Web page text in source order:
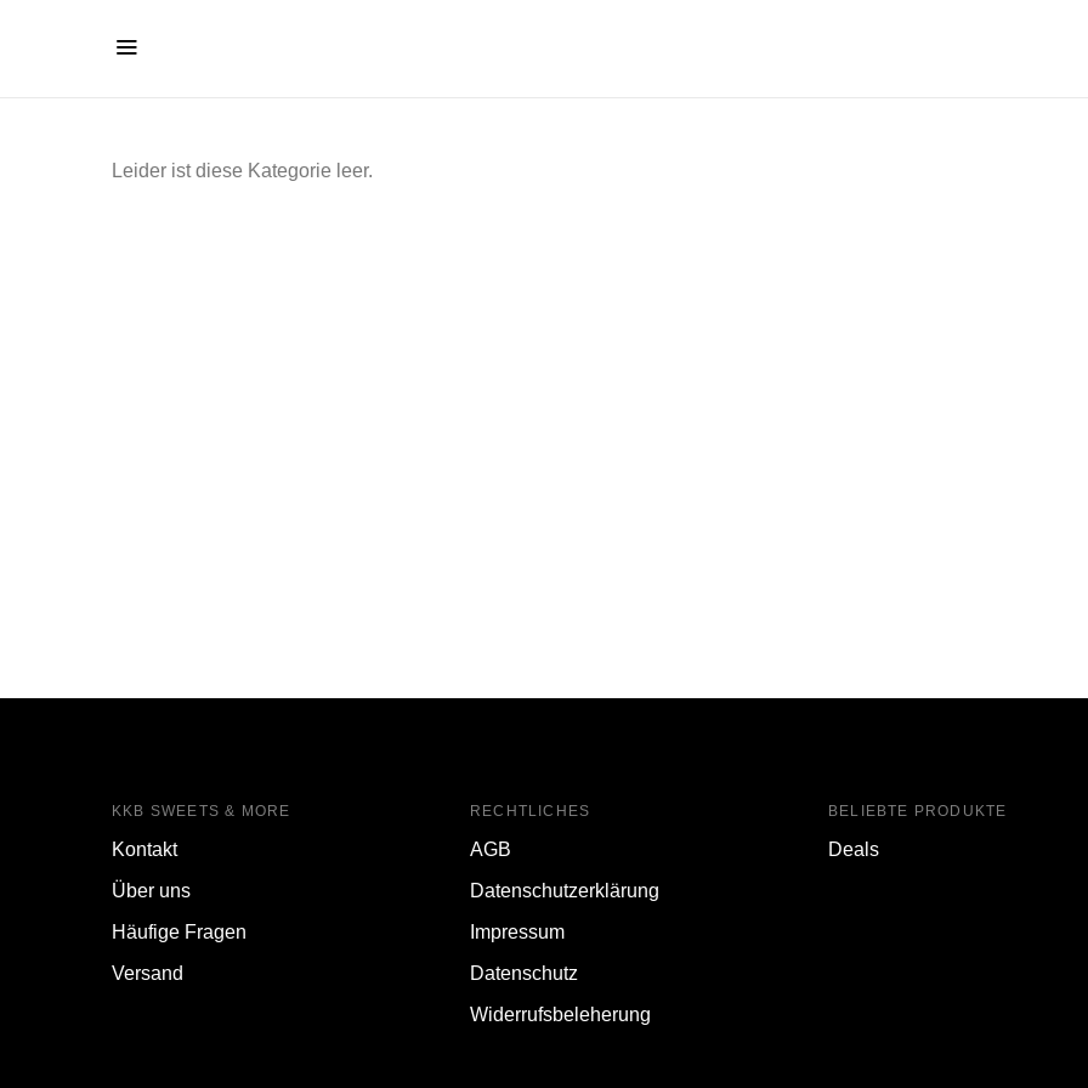
Leider ist diese Kategorie leer.
KKB SWEETS & MORE
Kontakt
Über uns
Häufige Fragen
Versand
RECHTLICHES
AGB
Datenschutzerklärung
Impressum
Datenschutz
Widerrufsbeleherung
BELIEBTE PRODUKTE
Deals